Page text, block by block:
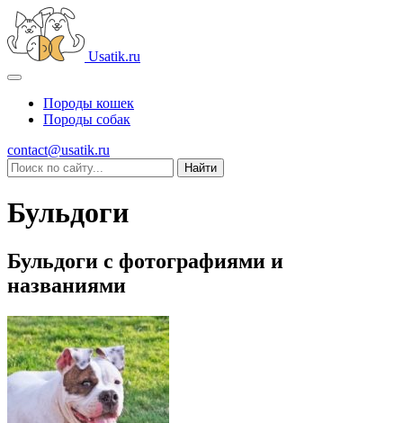
Usatik.ru
Породы кошек
Породы собак
contact@usatik.ru
Бульдоги
Бульдоги с фотографиями и
названиями